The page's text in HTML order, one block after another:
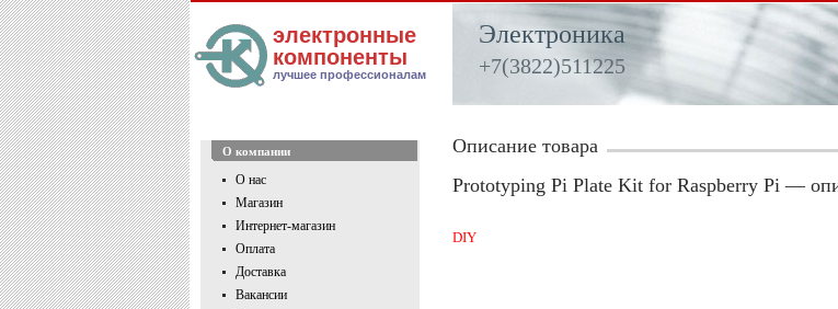
электронные
компоненты
лучшее профессионалам
Электроника
+7(3822)511225
О компании
О нас
Магазин
Интернет-магазин
Оплата
Доставка
Вакансии
Описание товара
Prototyping Pi Plate Kit for Raspberry Pi —
DIY